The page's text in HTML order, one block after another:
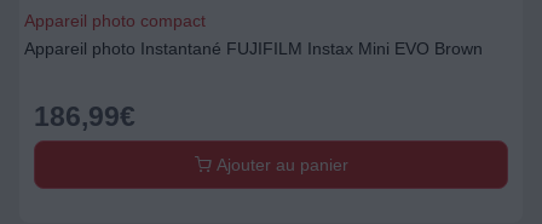
Appareil photo compact
Appareil photo Instantané FUJIFILM Instax Mini EVO Brown
186,99€
Ajouter au panier